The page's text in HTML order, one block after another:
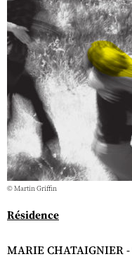
Résidence
MARIE CHATAIGNIER -
© Martin Griffin